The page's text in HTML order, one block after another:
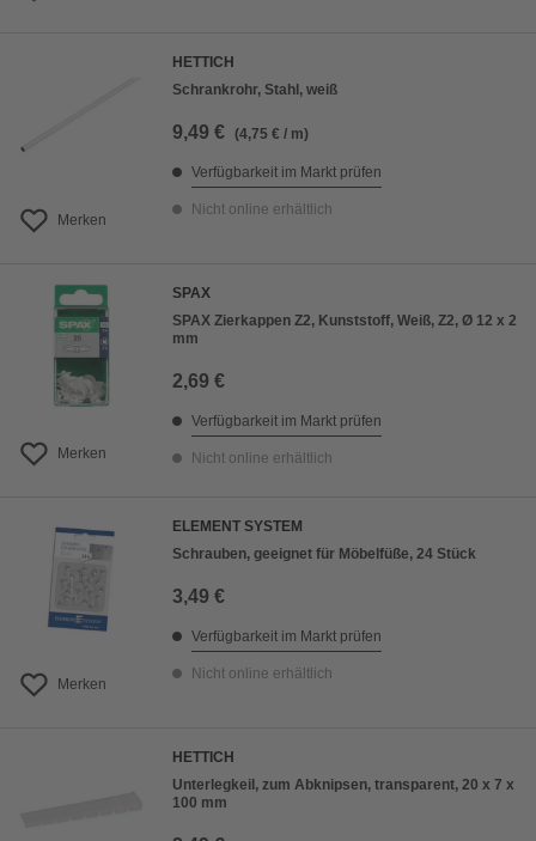
Merken
HETTICH
Schrankrohr, Stahl, weiß
9,49 € (4,75 € / m)
Verfügbarkeit im Markt prüfen
Nicht online erhältlich
Merken
SPAX
SPAX Zierkappen Z2, Kunststoff, Weiß, Z2, Ø 12 x 2
mm
2,69 €
Verfügbarkeit im Markt prüfen
Nicht online erhältlich
Merken
ELEMENT SYSTEM
Schrauben, geeignet für Möbelfüße, 24 Stück
3,49 €
Verfügbarkeit im Markt prüfen
Nicht online erhältlich
HETTICH
Unterlegkeil, zum Abknipsen, transparent, 20 x 7 x
100 mm